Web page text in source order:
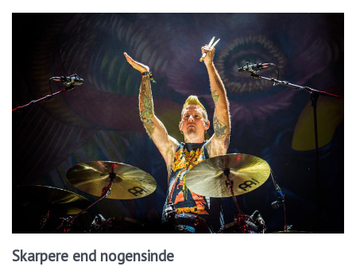
Skarpere end nogensinde